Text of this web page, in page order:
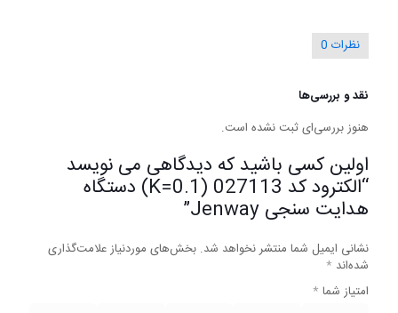
نظرات 0
نقد و بررسی‌ها
هنوز بررسی‌ای ثبت نشده است.
اولین کسی باشید که دیدگاهی می نویسد
“الکترود کد 027113 (K=0.1) دستگاه
هدایت سنجی Jenway”
نشانی ایمیل شما منتشر نخواهد شد. بخش‌های موردنیاز علامت‌گذاری
شده‌اند *
امتیاز شما *